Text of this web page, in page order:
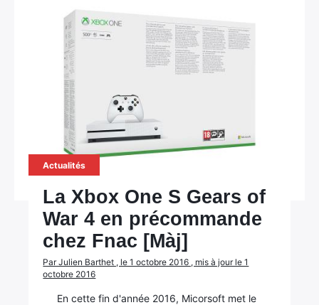
Actualités
La Xbox One S Gears of
War 4 en précommande
chez Fnac [Màj]
Par Julien Barthet , le 1 octobre 2016 , mis à jour le 1
octobre 2016
En cette fin d'année 2016, Micorsoft met le